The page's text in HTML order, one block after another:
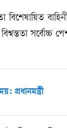
সর্বোচ্চ
প্রধানমন্ত্রী